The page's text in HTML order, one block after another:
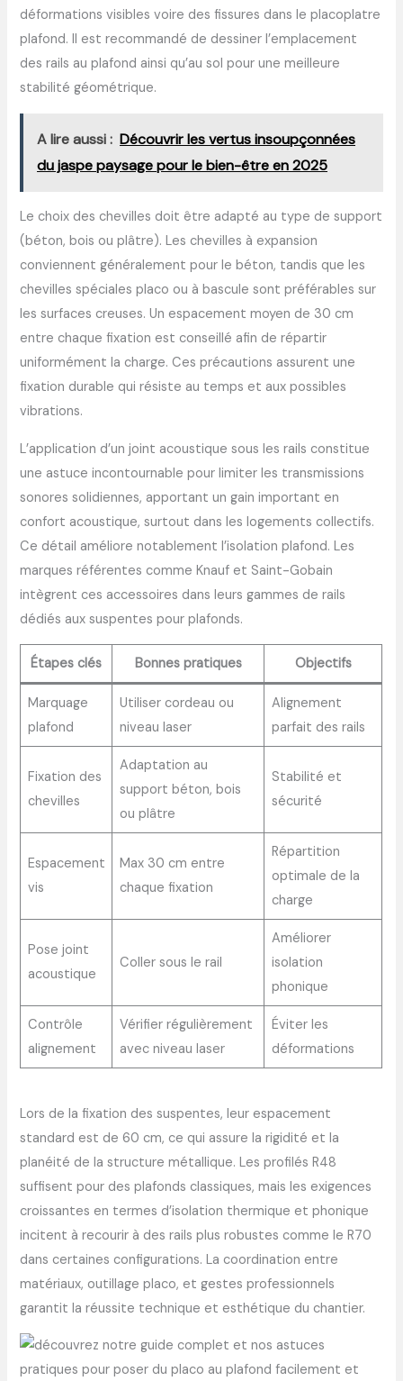
déformations visibles voire des fissures dans le placoplatre
plafond. Il est recommandé de dessiner l’emplacement
des rails au plafond ainsi qu’au sol pour une meilleure
stabilité géométrique.
A lire aussi : Découvrir les vertus insoupçonnées
du jaspe paysage pour le bien-être en 2025
Le choix des chevilles doit être adapté au type de support
(béton, bois ou plâtre). Les chevilles à expansion
conviennent généralement pour le béton, tandis que les
chevilles spéciales placo ou à bascule sont préférables sur
les surfaces creuses. Un espacement moyen de 30 cm
entre chaque fixation est conseillé afin de répartir
uniformément la charge. Ces précautions assurent une
fixation durable qui résiste au temps et aux possibles
vibrations.
L’application d’un joint acoustique sous les rails constitue
une astuce incontournable pour limiter les transmissions
sonores solidiennes, apportant un gain important en
confort acoustique, surtout dans les logements collectifs.
Ce détail améliore notablement l’isolation plafond. Les
marques référentes comme Knauf et Saint-Gobain
intègrent ces accessoires dans leurs gammes de rails
dédiés aux suspentes pour plafonds.
Étapes clés Bonnes pratiques Objectifs
Marquage
plafond
Utiliser cordeau ou
niveau laser
Alignement
parfait des rails
Fixation des
chevilles
Adaptation au
support béton, bois
ou plâtre
Stabilité et
sécurité
Espacement
vis
Max 30 cm entre
chaque fixation
Répartition
optimale de la
charge
Pose joint
acoustique
Coller sous le rail
Améliorer
isolation
phonique
Contrôle
alignement
Vérifier régulièrement
avec niveau laser
Éviter les
déformations
Lors de la fixation des suspentes, leur espacement
standard est de 60 cm, ce qui assure la rigidité et la
planéité de la structure métallique. Les profilés R48
suffisent pour des plafonds classiques, mais les exigences
croissantes en termes d’isolation thermique et phonique
incitent à recourir à des rails plus robustes comme le R70
dans certaines configurations. La coordination entre
matériaux, outillage placo, et gestes professionnels
garantit la réussite technique et esthétique du chantier.